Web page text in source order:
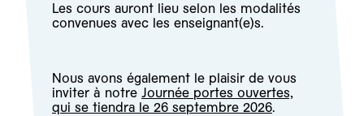
Les cours auront lieu selon les modalités
convenues avec les enseignant(e)s.
Nous avons également le plaisir de vous
inviter à notre Journée portes ouvertes,
qui se tiendra le 26 septembre 2026.